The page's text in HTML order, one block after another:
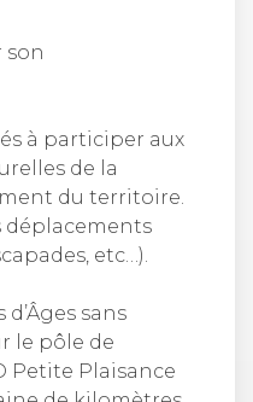
son
à participer aux
de la
du territoire.
déplacements
etc…).
sans
le pôle de
Petite Plaisance